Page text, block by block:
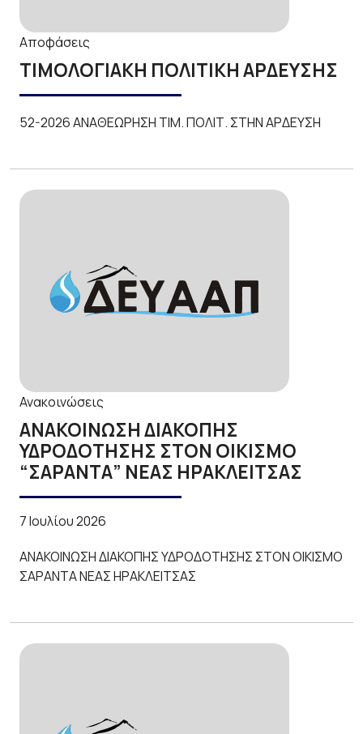
Αποφάσεις
ΤΙΜΟΛΟΓΙΑΚΗ ΠΟΛΙΤΙΚΗ ΑΡΔΕΥΣΗΣ
52-2026 ΑΝΑΘΕΩΡΗΣΗ ΤΙΜ. ΠΟΛΙΤ. ΣΤΗΝ ΑΡΔΕΥΣΗ
Ανακοινώσεις
ΑΝΑΚΟΙΝΩΣΗ ΔΙΑΚΟΠΗΣ
ΥΔΡΟΔΟΤΗΣΗΣ ΣΤΟΝ ΟΙΚΙΣΜΟ
“ΣΑΡΑΝΤΑ” ΝΕΑΣ ΗΡΑΚΛΕΙΤΣΑΣ
7 Ιουλίου 2026
ΑΝΑΚΟΙΝΩΣΗ ΔΙΑΚΟΠΗΣ ΥΔΡΟΔΟΤΗΣΗΣ ΣΤΟΝ ΟΙΚΙΣΜΟ
ΣΑΡΑΝΤΑ ΝΕΑΣ ΗΡΑΚΛΕΙΤΣΑΣ